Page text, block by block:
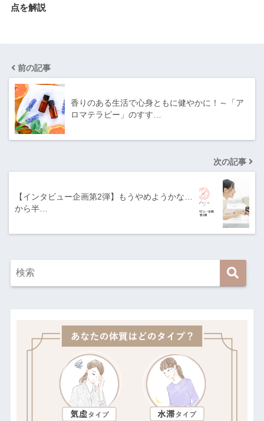
点を解説
前の記事
香りのある生活で心身ともに健やかに！～「ア
ロマテラピー」のすす…
次の記事
【インタビュー企画第2弾】もうやめようかな…
から半…